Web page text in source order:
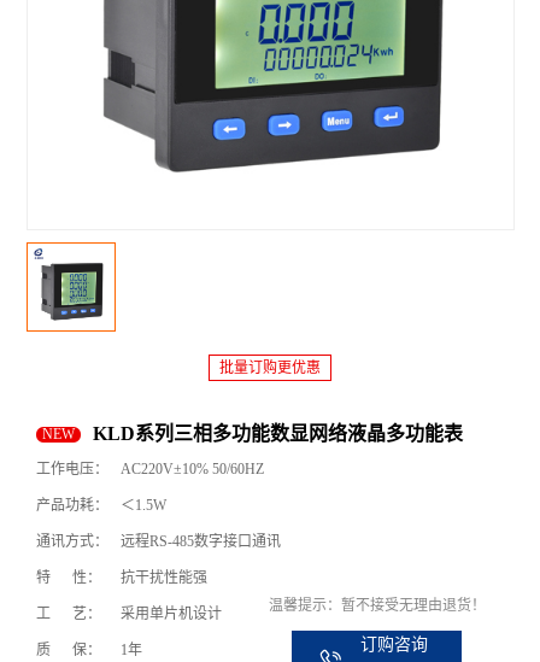
批量订购更优惠
NEW KLD系列三相多功能数显网络液晶多功能表
工作电压： AC220V±10% 50/60HZ
产品功耗： ＜1.5W
通讯方式： 远程RS-485数字接口通讯
特 性： 抗干扰性能强
工 艺： 采用单片机设计
质 保： 1年
温馨提示：暂不接受无理由退货！
订购咨询